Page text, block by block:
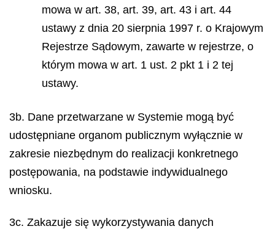
mowa w art. 38, art. 39, art. 43 i art. 44
ustawy z dnia 20 sierpnia 1997 r. o Krajowym
Rejestrze Sądowym, zawarte w rejestrze, o
którym mowa w art. 1 ust. 2 pkt 1 i 2 tej
ustawy.
3b. Dane przetwarzane w Systemie mogą być
udostępniane organom publicznym wyłącznie w
zakresie niezbędnym do realizacji konkretnego
postępowania, na podstawie indywidualnego
wniosku.
3c. Zakazuje się wykorzystywania danych